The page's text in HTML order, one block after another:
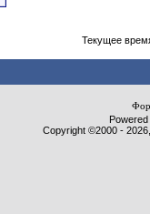
Текущее
Copyright ©2000 -